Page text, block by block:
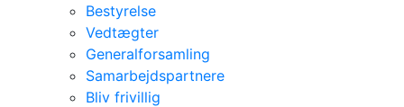
Bestyrelse
Vedtægter
Generalforsamling
Samarbejdspartnere
Bliv frivillig